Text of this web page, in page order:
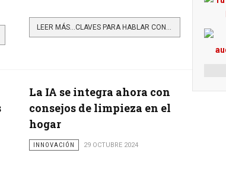
LEER MÁS…CLAVES PARA HABLAR CON SUS DOCUMENTOS POR IA SIN COMPROMETER LA SEGURIDAD DE LA INFORMACIÓN
La IA se integra ahora con
consejos de limpieza en el
hogar
INNOVACIÓN 29 OCTUBRE 2024